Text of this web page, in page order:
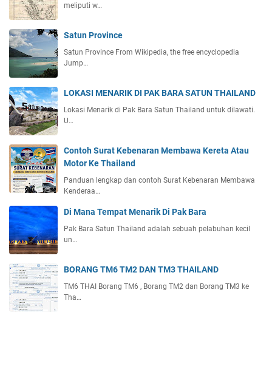
meliputi w…
Satun Province
Satun Province From Wikipedia, the free encyclopedia
Jump…
LOKASI MENARIK DI PAK BARA SATUN THAILAND
Lokasi Menarik di Pak Bara Satun Thailand untuk dilawati.
U…
Contoh Surat Kebenaran Membawa Kereta Atau
Motor Ke Thailand
Panduan lengkap dan contoh Surat Kebenaran Membawa
Kenderaa…
Di Mana Tempat Menarik Di Pak Bara
Pak Bara Satun Thailand adalah sebuah pelabuhan kecil
un…
BORANG TM6 TM2 DAN TM3 THAILAND
TM6 THAI Borang TM6 , Borang TM2 dan Borang TM3 ke
Tha…